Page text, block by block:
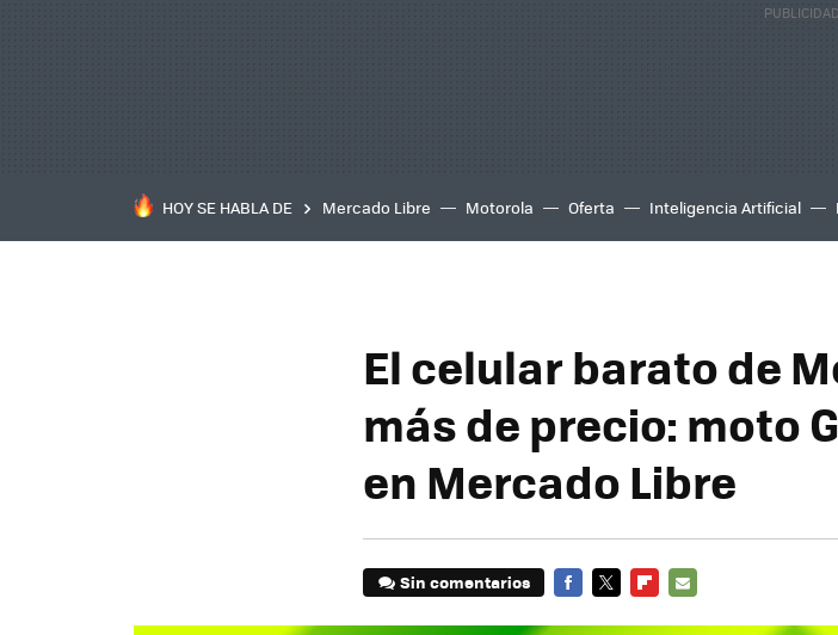
HOY SE HABLA DE Mercado Libre Motorola Oferta Inteligencia Artificial
El celular barato de
más de precio: moto
en Mercado Libre
Sin comentarios